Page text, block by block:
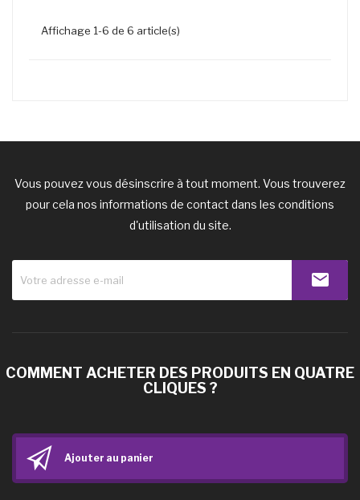
Affichage 1-6 de 6 article(s)
Vous pouvez vous désinscrire à tout moment. Vous trouverez
pour cela nos informations de contact dans les conditions
d'utilisation du site.
COMMENT ACHETER DES PRODUITS EN QUATRE
CLIQUES ?
Ajouter au panier